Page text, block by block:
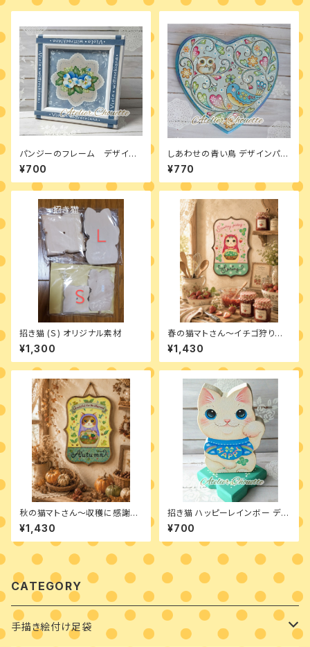
パンジーのフレーム デザイン
パケット
¥700
しあわせの青い鳥 デザインパケ
ット
¥770
招き猫 (Ｓ) オリジナル素材
¥1,300
春の猫マトさん～イチゴ狩り
へ デザインパケット
¥1,430
秋の猫マトさん～収穫に感謝
デザインパケット
¥1,430
招き猫 ハッピーレインボー デザ
インパケット
¥700
CATEGORY
手描き絵付け足袋